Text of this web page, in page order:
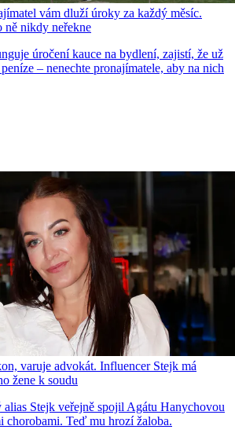
vám dluží úroky za každý měsíc.
ně nikdy neřekne
úročení kauce na bydlení, zajistí, že už
– nenechte pronajímatele, aby na nich
varuje advokát. Influencer Stejk má
žene k soudu
alias Stejk veřejně spojil Agátu Hanychovou
chorobami. Teď mu hrozí žaloba.